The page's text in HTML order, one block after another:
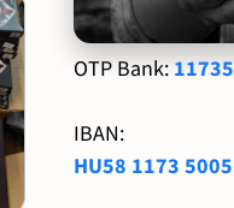
OTP Bank:
IBAN:
HU58 1173